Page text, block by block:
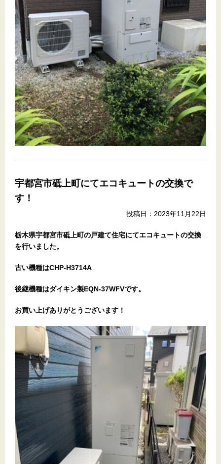
宇都宮市砥上町にてエコキュートの交換で
す！
投稿日：2023年11月22日
栃木県宇都宮市砥上町の戸建て住宅にてエコキュートの交換
を行いました。
古い機種はCHP-H3714A
後継機種はダイキン製EQN-37WFVです。
お買い上げありがとうございます！